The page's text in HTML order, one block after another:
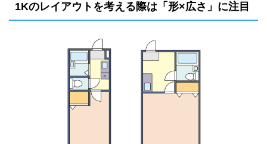
1Kのレイアウトを考える際は「形×広さ」に注目